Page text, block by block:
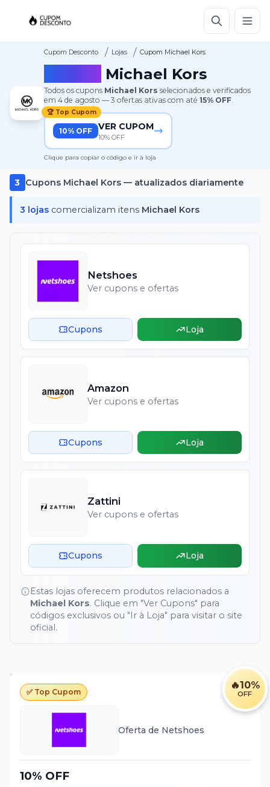
Cupom Desconto / Lojas / Cupom Michael Kors
Michael Kors
Todos os cupons Michael Kors selecionados e verificados
em 4 de agosto —3 ofertas ativas com até15% OFF.
🏆 Top Cupom
10% OFF VER CUPOM
10% OFF
Clique para copiar o código e ir à loja
3 Cupons Michael Kors— atualizados diariamente
3 lojascomercializam itens Michael Kors
Netshoes
Ver cupons e ofertas
Cupons Loja
Amazon
Ver cupons e ofertas
Cupons Loja
Zattini
Ver cupons e ofertas
Cupons Loja
Estas lojas oferecem produtos relacionados a
Michael Kors. Clique em "Ver Cupons" para
códigos exclusivos ou "Ir à Loja" para visitar o site
oficial.
🔥10%
OFF
✅ Top Cupom
Oferta de Netshoes
10% OFF